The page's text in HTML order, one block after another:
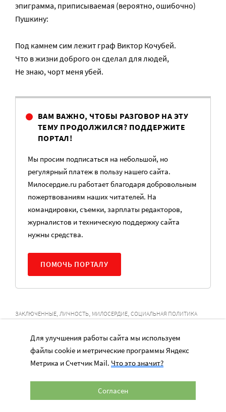
эпиграмма, приписываемая (вероятно, ошибочно)
Пушкину:
Под камнем сим лежит граф Виктор Кочубей.
Что в жизни доброго он сделал для людей,
Не знаю, чорт меня убей.
ВАМ ВАЖНО, ЧТОБЫ РАЗГОВОР НА ЭТУ
ТЕМУ ПРОДОЛЖИЛСЯ? ПОДДЕРЖИТЕ
ПОРТАЛ!
Мы просим подписаться на небольшой, но
регулярный платеж в пользу нашего сайта.
Милосердие.ru работает благодаря добровольным
пожертвованиям наших читателей. На
командировки, съемки, зарплаты редакторов,
журналистов и техническую поддержку сайта
нужны средства.
ПОМОЧЬ ПОРТАЛУ
ЗАКЛЮЧЕННЫЕ, ЛИЧНОСТЬ, МИЛОСЕРДИЕ, СОЦИАЛЬНАЯ ПОЛИТИКА
Для улучшения работы сайта мы используем
файлы cookie и метрические программы Яндекс
Метрика и Счетчик Mail. Что это значит?
Согласен